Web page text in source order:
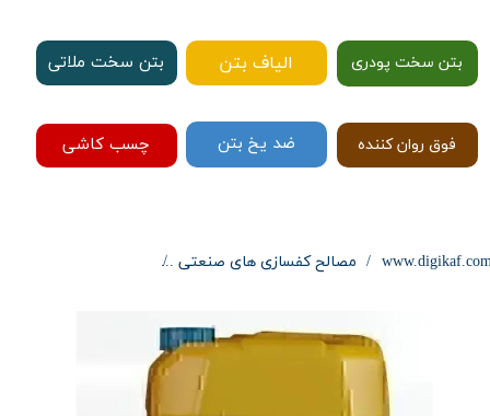
مصالح کفسازی های صنعتی
بتن سخت پودری بتن سخت ملاتی الیاف بتن
چسب کاشی فوق روان کننده ضد یخ بتن